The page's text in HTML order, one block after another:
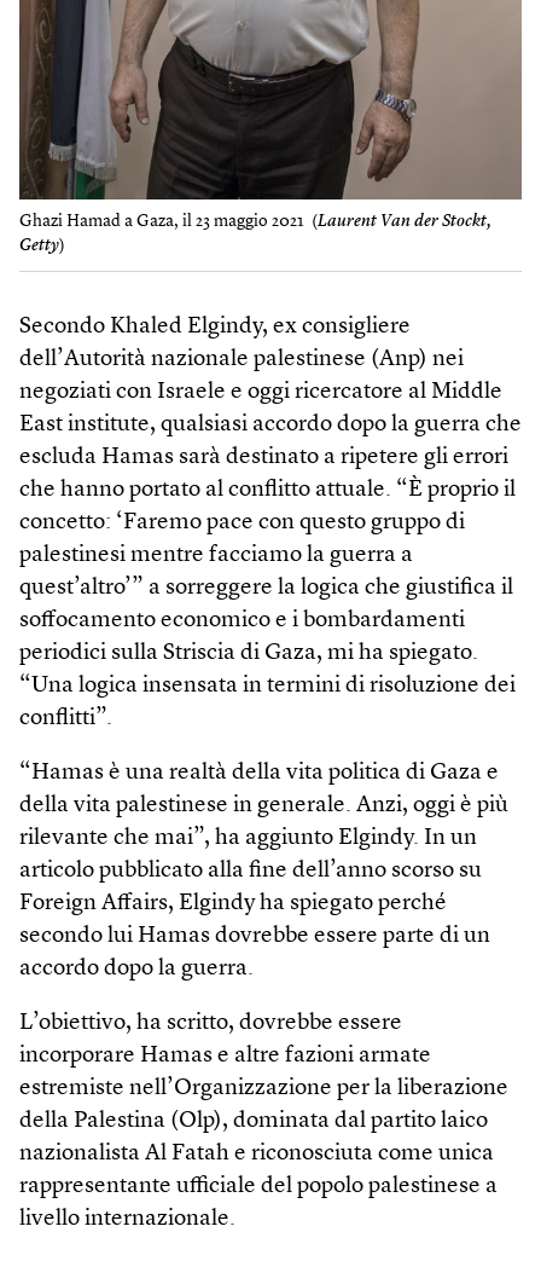
Ghazi Hamad a Gaza, il 23 maggio 2021 (Laurent Van der Stockt,
Getty)
Secondo Khaled Elgindy, ex consigliere
dell’Autorità nazionale palestinese (Anp) nei
negoziati con Israele e oggi ricercatore al Middle
East institute, qualsiasi accordo dopo la guerra che
escluda Hamas sarà destinato a ripetere gli errori
che hanno portato al conflitto attuale. “È proprio il
concetto: ‘Faremo pace con questo gruppo di
palestinesi mentre facciamo la guerra a
quest’altro’” a sorreggere la logica che giustifica il
soffocamento economico e i bombardamenti
periodici sulla Striscia di Gaza, mi ha spiegato.
“Una logica insensata in termini di risoluzione dei
conflitti”.
“Hamas è una realtà della vita politica di Gaza e
della vita palestinese in generale. Anzi, oggi è più
rilevante che mai”, ha aggiunto Elgindy. In un
articolo pubblicato alla fine dell’anno scorso su
Foreign Affairs, Elgindy ha spiegato perché
secondo lui Hamas dovrebbe essere parte di un
accordo dopo la guerra.
L’obiettivo, ha scritto, dovrebbe essere
incorporare Hamas e altre fazioni armate
estremiste nell’Organizzazione per la liberazione
della Palestina (Olp), dominata dal partito laico
nazionalista Al Fatah e riconosciuta come unica
rappresentante ufficiale del popolo palestinese a
livello internazionale.